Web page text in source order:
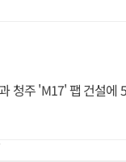
청주 'M17' 팹 건설에